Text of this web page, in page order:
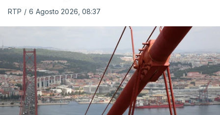
RTP / 6 Agosto 2026, 08:37